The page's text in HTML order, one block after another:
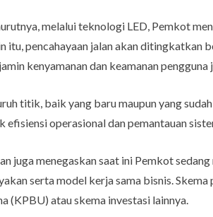
melalui teknologi LED, Pemkot
itu, pencahayaan jalan akan ditingkatkan
kenyamanan dan keamanan pengguna
titik, baik yang baru maupun yang
efisiensi operasional dan pemantauan
juga menegaskan saat ini Pemkot
serta model kerja sama bisnis.
(KPBU) atau skema investasi lainnya.